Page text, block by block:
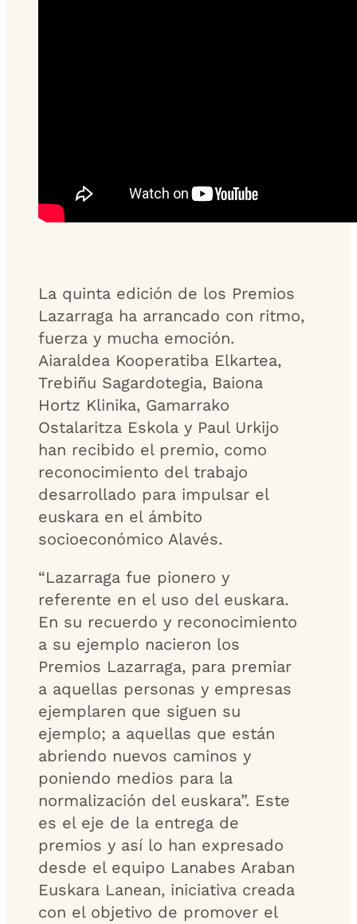
La quinta edición de los Premios
Lazarraga ha arrancado con ritmo,
fuerza y mucha emoción.
Aiaraldea Kooperatiba Elkartea,
Trebiñu Sagardotegia, Baiona
Hortz Klinika, Gamarrako
Ostalaritza Eskola y Paul Urkijo
han recibido el premio, como
reconocimiento del trabajo
desarrollado para impulsar el
euskara en el ámbito
socioeconómico Alavés.
“Lazarraga fue pionero y
referente en el uso del euskara.
En su recuerdo y reconocimiento
a su ejemplo nacieron los
Premios Lazarraga, para premiar
a aquellas personas y empresas
ejemplaren que siguen su
ejemplo; a aquellas que están
abriendo nuevos caminos y
poniendo medios para la
normalización del euskara”. Este
es el eje de la entrega de
premios y así lo han expresado
desde el equipo Lanabes Araban
Euskara Lanean, iniciativa creada
con el objetivo de promover el